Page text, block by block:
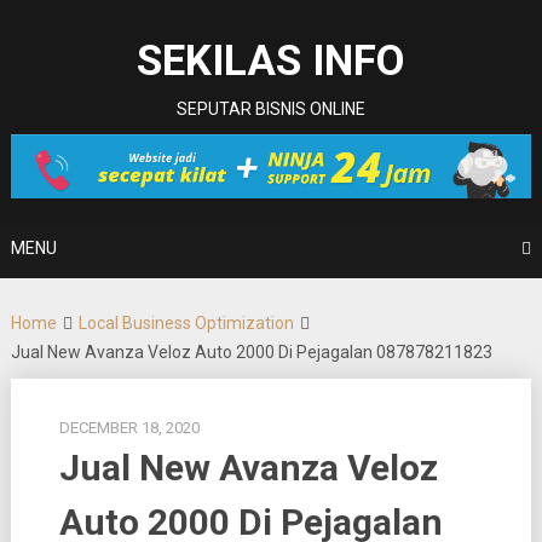
SEKILAS INFO
SEPUTAR BISNIS ONLINE
MENU
Home
Local Business Optimization
Jual New Avanza Veloz Auto 2000 Di Pejagalan 087878211823
DECEMBER 18, 2020
Jual New Avanza Veloz
Auto 2000 Di Pejagalan